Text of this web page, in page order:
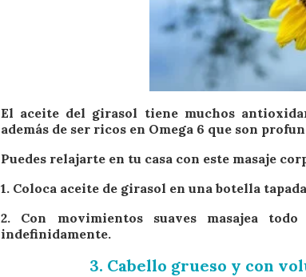
El aceite del girasol tiene muchos
además de ser ricos en Omega 6 que son
Puedes relajarte en tu casa con este masaje
1. Coloca aceite de girasol en una botella
2. Con movimientos suaves masajea
indefinidamente.
3. Cabello grueso y con